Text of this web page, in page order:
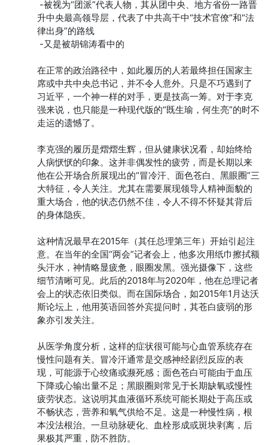
升中央最高领导层，代表了中共高干中“技术官僚”和“法
律出身”的路线
在正常的政治路径中，如此履历的人若最终担任国家主
席或中共中央总书记，并不令人意外。只是不巧遇到了
习近平，一个神一样的对手，更是技高一筹。对于李克
强来说，也只能是一种现代版的“既生瑜，何生亮”的时不
走运的遗憾了。
李克强的履历是熠熠生辉，但从健康状况看，却始终给
人病恹恹的印象。这并非偶发性的疲劳，而是长期以来
他在公开场合所展现出的“冒冷汗、面色苍白、黑眼圈”三
大特征，令人关注。尤其在需要展现领导人精神面貌的
重大场合，他的状态仍然不佳，令人不得不怀疑其背后
的身体隐疾。
这种情况最早在2015年（其任总理第三年）开始引起注
意。在当年的全国“两会”记者会上，他多次用纸巾擦拭额
头汗水，神情略显疲惫，眼圈发黑。强光摄像下，这些
细节清晰可见。此后的2018年与2020年，他在总理记者
会上的状态依旧类似。而在国际场合，如2015年1月达沃
斯论坛上，他用英语回答外宾提问时，其苍白疲弱的形
象亦引发关注。
从医学角度分析，这样的症状很可能与心血管系统存在
慢性问题有关。冒冷汗通常是交感神经剧烈反应的表
现，可能源于心绞痛或濒死感；面色苍白可能由于血压
下降或心输出量不足；黑眼圈则常见于长期缺氧或慢性
疲劳状态。这说明其血液循环系统可能长期处于高压或
不畅状态，营养和氧气供给不足。这是一种慢性病，根
本没法根治。一旦动脉硬化、血栓形成或斑块剥离，后
果极其严重，防不胜防。